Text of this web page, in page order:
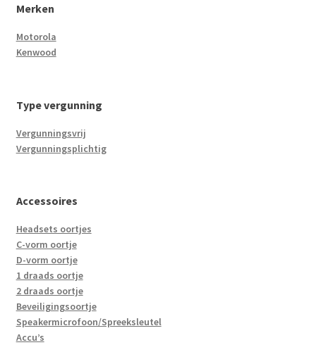
Merken
Motorola
Kenwood
Type vergunning
Vergunningsvrij
Vergunningsplichtig
Accessoires
Headsets oortjes
C-vorm oortje
D-vorm oortje
1 draads oortje
2 draads oortje
Beveiligingsoortje
Speakermicrofoon/Spreeksleutel
Accu’s